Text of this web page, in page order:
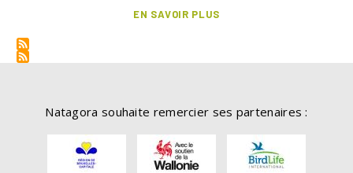
EN SAVOIR PLUS
Natagora souhaite remercier ses partenaires :